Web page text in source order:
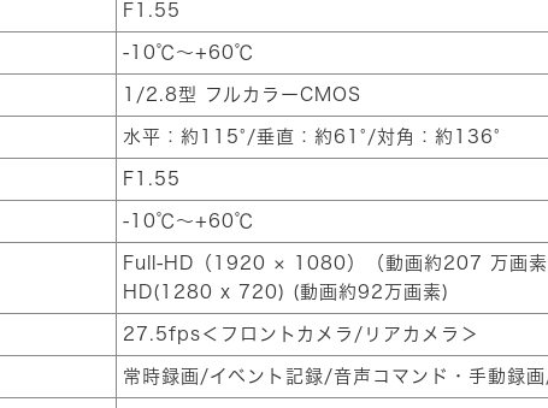
F1.55
-10℃～+60℃
1/2.8型 フルカラーCMOS
水平：約115°/垂直：約61°/対角：約136°
F1.55
-10℃～+60℃
Full-HD（1920 × 1080）（動画約207 万画素
HD(1280 x 720) (動画約92万画素)
27.5fps＜フロントカメラ/リアカメラ＞
常時録画/イベント記録/音声コマンド・手動録